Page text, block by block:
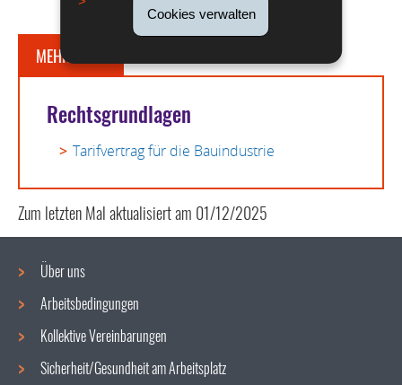
Cookies verwalten
MEHR DAZU
Rechtsgrundlagen
Tarifvertrag für die Bauindustrie
Zum letzten Mal aktualisiert am 01/12/2025
Navigationsmenü
Über uns
Arbeitsbedingungen
Kollektive Vereinbarungen
Sicherheit/Gesundheit am Arbeitsplatz